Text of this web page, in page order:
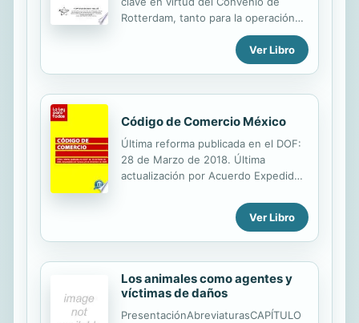
Rotterdam, tanto para la operación
Consentimiento Informado Previo
(PIC) como un mecanismo para el
publica en junio y diciembre en
inglés, francés y español. Se realiza
conjuntamente con la Secretaría del
PNUMA de los Convenios de Basel,
Rotterdam y Estocolmo en Ginebra.
Apoya directamente a las partes
implementación de instrumentos
Ver Libro
Código de Comercio México
Última reforma publicada en el DOF:
28 de Marzo de 2018. Última
actualización por Acuerdo Expedido
publicada en el DOF: 24 de
Ver Libro
Los animales como agentes y
víctimas de daños
PresentaciónAbreviaturasCAPÍTULO